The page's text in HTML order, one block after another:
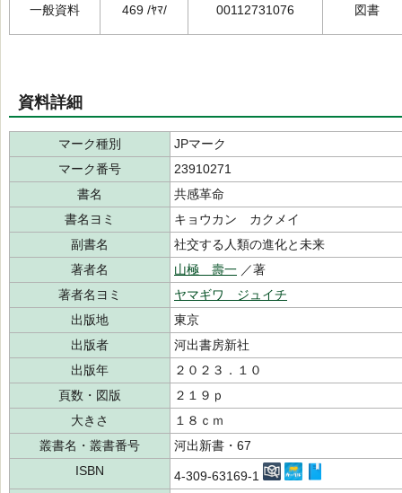
一般資料 469 /ﾔﾏ/ 00112731076 図書
資料詳細
マーク種別
JPマーク
マーク番号
23910271
書名
共感革命
書名ヨミ
キョウカン カクメイ
副書名
社交する人類の進化と未来
著者名
山極 壽一 ／著
著者名ヨミ
ヤマギワ ジュイチ
出版地
東京
出版者
河出書房新社
出版年
２０２３．１０
頁数・図版
２１９ｐ
大きさ
１８ｃｍ
叢書名・叢書番号
河出新書・67
ISBN
4-309-63169-1